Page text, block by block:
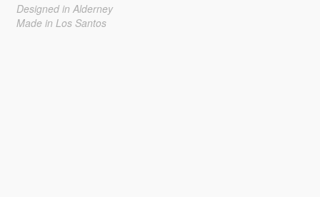
Designed in Alderney
Made in Los Santos